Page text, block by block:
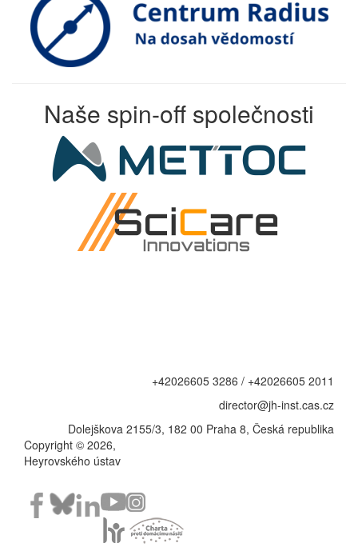
Naše spin-off společnosti
+42026605 3286 / +42026605 2011
director@jh-inst.cas.cz
Dolejškova 2155/3, 182 00 Praha 8, Česká republika
Copyright © 2026,
Heyrovského ústav